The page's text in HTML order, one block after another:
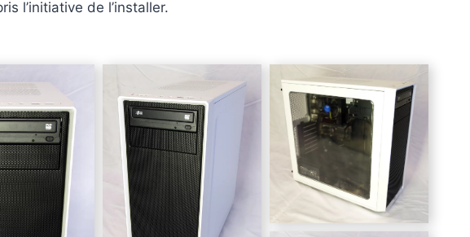
l’initiative de l’installer.